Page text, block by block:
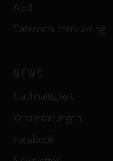
AGB
Datenschutzerklärung
Nachhaltigkeit
Veranstaltungen
Facebook